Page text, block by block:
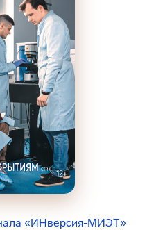
«ИНверсия-МИЭТ»